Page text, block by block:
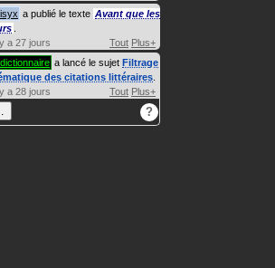
a publié le texte Avant que les
a 27 jours
Tout Plus+
a lancé le sujet Filtrage
des citations littéraires
a 28 jours
Tout Plus+
?